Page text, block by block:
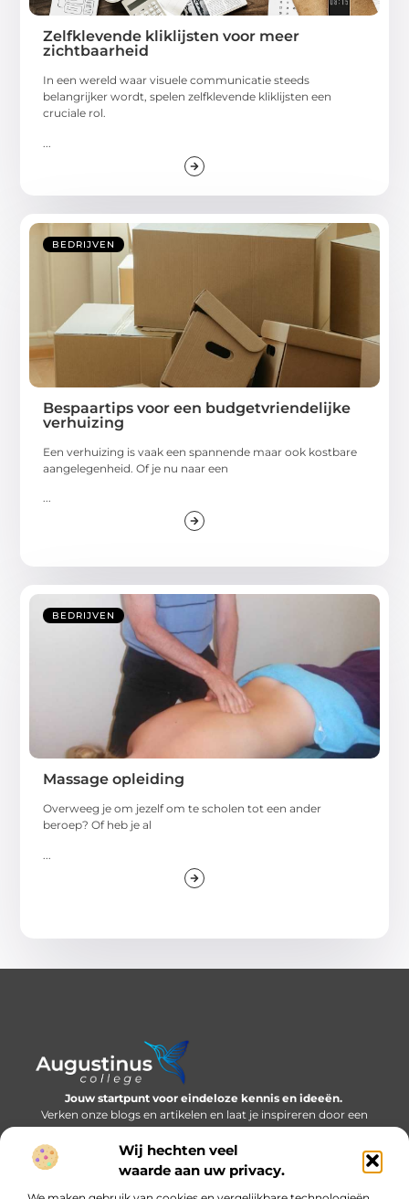
Wij hechten veel
waarde aan uw privacy.
Zelfklevende kliklijsten voor meer
zichtbaarheid
In een wereld waar visuele communicatie steeds
belangrijker wordt, spelen zelfklevende kliklijsten een
cruciale rol.
BEDRIJVEN
Bespaartips voor een budgetvriendelijke
verhuizing
Een verhuizing is vaak een spannende maar ook kostbare
aangelegenheid. Of je nu naar een
...
BEDRIJVEN
Massage opleiding
Overweeg je om jezelf om te scholen tot een ander
beroep? Of heb je al
Jouw startpunt voor eindeloze kennis en ideeën.
Verken onze blogs en artikelen en laat je inspireren door een
wereld vol inzichten.
Bericht categorie